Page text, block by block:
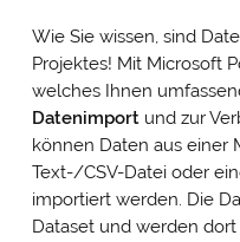
Wie Sie wissen, sind
Projektes! Mit Microsoft
welches Ihnen
Datenimportund zur
können Daten aus einer
Text-/CSV-Datei oder
importiert werden. Die
Dataset und werden